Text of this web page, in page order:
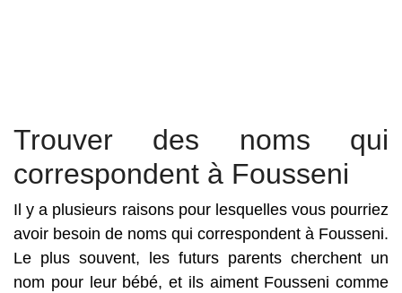
Trouver des noms qui
correspondent à Fousseni
Il y a plusieurs raisons pour lesquelles vous pourriez
avoir besoin de noms qui correspondent à Fousseni.
Le plus souvent, les futurs parents cherchent un
nom pour leur bébé, et ils aiment Fousseni comme